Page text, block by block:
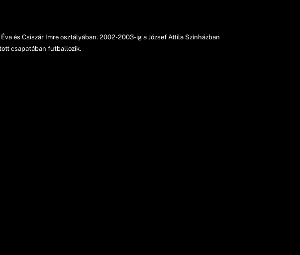
és Csiszár Imre osztályában. 2002-2003-ig a József Attila Színházban
csapatában futballozik.